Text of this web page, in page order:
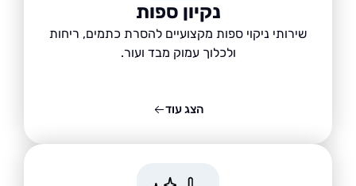
נקיון ספות
שירותי ניקוי ספות מקצועיים להסרת כתמים, ריחות
ולכלוך עמוק מבד ועור.